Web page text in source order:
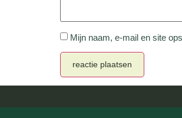
Mijn naam, e-mail en site